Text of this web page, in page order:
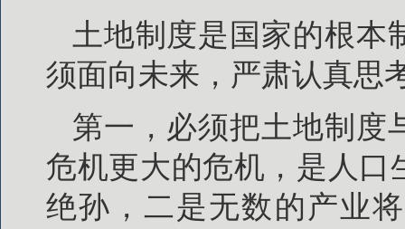
土地制度是国家的根本
须面向未来，严肃认真思
第一，必须把土地制度
危机更大的危机，是人口
绝孙，二是无数的产业